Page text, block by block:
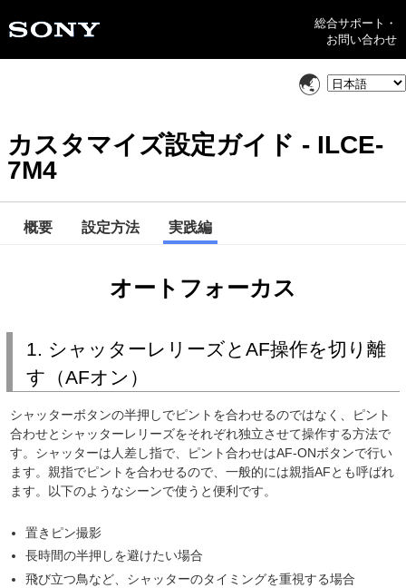
総合サポート・
お問い合わせ
カスタマイズ設定ガイド - ILCE-
7M4
概要 設定方法 実践編
オートフォーカス
1. シャッターレリーズとAF操作を切り離
す（AFオン）
シャッターボタンの半押しでピントを合わせるのではなく、ピント
合わせとシャッターレリーズをそれぞれ独立させて操作する方法で
す。シャッターは人差し指で、ピント合わせはAF-ONボタンで行い
ます。親指でピントを合わせるので、一般的には親指AFとも呼ばれ
ます。以下のようなシーンで使うと便利です。
置きピン撮影
長時間の半押しを避けたい場合
飛び立つ鳥など、シャッターのタイミングを重視する場合